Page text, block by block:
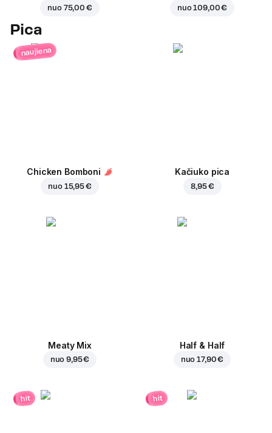
nuo 75,00 € nuo109,00 €
Pica
naujiena
Chicken Bomboni
nuo 15,95 €
Kačiuko pica
8,95 €
Meaty Mix
nuo9,95 €
Half & Half
nuo17,90 €
hit hit